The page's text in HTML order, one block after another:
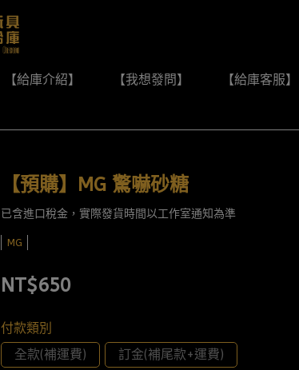
【給庫介紹】 【我想發問】 【給庫客服】
【預購】MG 驚嚇砂糖
已含進口稅金，實際發貨時間以工作室通知為準
MG
NT$650
付款類別
全款(補運費)
訂金(補尾款+運費)